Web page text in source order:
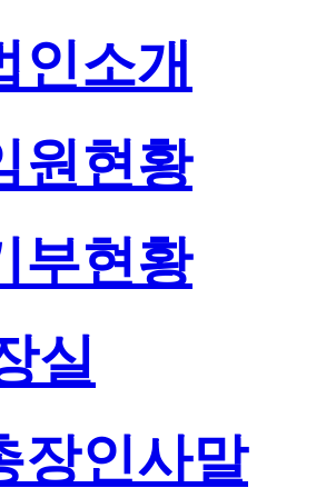
인소개
원현황
부현황
실
장인사말